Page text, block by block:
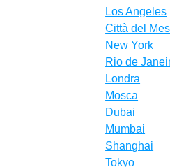
Los Angeles
Città del
New York
Rio de
Londra
Mosca
Dubai
Mumbai
Shanghai
Tokyo